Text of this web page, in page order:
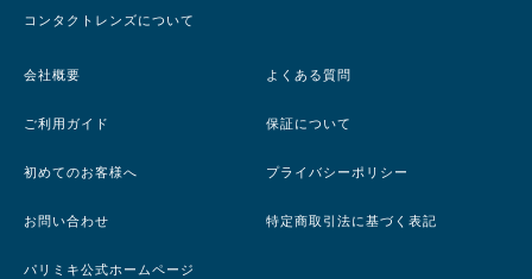
コンタクトレンズについて
会社概要 よくある質問
ご利用ガイド 保証について
初めてのお客様へ プライバシーポリシー
お問い合わせ 特定商取引法に基づく表記
パリミキ公式ホームページ